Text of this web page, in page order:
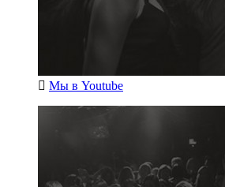
Мы в Youtube